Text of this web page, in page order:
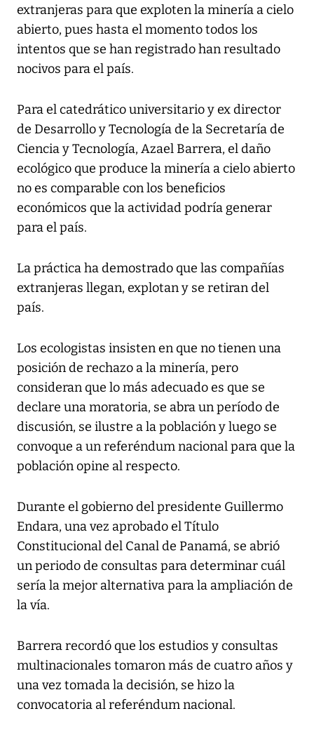
extranjeras para que exploten la minería a cielo
abierto, pues hasta el momento todos los
intentos que se han registrado han resultado
nocivos para el país.
Para el catedrático universitario y ex director
de Desarrollo y Tecnología de la Secretaría de
Ciencia y Tecnología, Azael Barrera, el daño
ecológico que produce la minería a cielo abierto
no es comparable con los beneficios
económicos que la actividad podría generar
para el país.
La práctica ha demostrado que las compañías
extranjeras llegan, explotan y se retiran del
país.
Los ecologistas insisten en que no tienen una
posición de rechazo a la minería, pero
consideran que lo más adecuado es que se
declare una moratoria, se abra un período de
discusión, se ilustre a la población y luego se
convoque a un referéndum nacional para que la
población opine al respecto.
Durante el gobierno del presidente Guillermo
Endara, una vez aprobado el Título
Constitucional del Canal de Panamá, se abrió
un periodo de consultas para determinar cuál
sería la mejor alternativa para la ampliación de
la vía.
Barrera recordó que los estudios y consultas
multinacionales tomaron más de cuatro años y
una vez tomada la decisión, se hizo la
convocatoria al referéndum nacional.